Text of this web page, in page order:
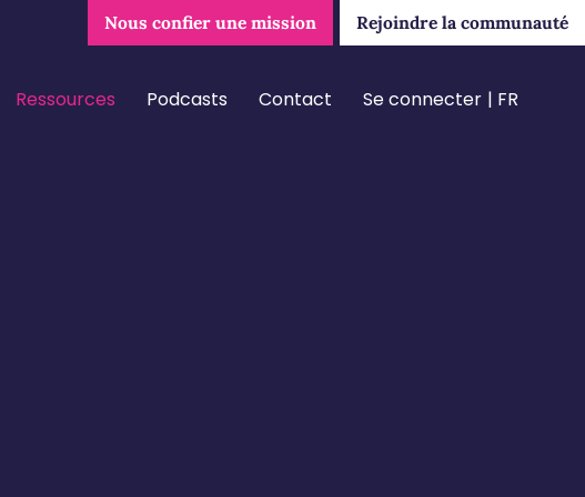
Ressources Podcasts Contact Se connecter FR
Nous confier une mission Rejoindre la communauté